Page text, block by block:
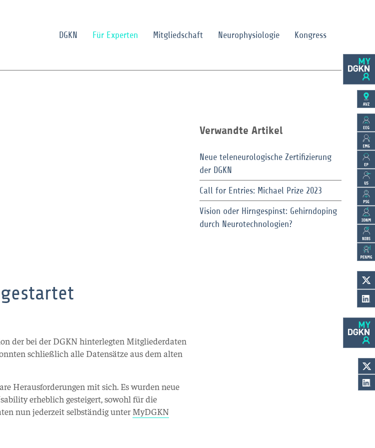
DGKN Für Experten Mitgliedschaft Neurophysiologie Kongress
der bei der DGKN hinterlegten Mitgliederdaten
schließlich alle Datensätze aus dem alten
Herausforderungen mit sich. Es wurden neue
erheblich gesteigert, sowohl für die
nun jederzeit selbständig unter MyDGKN
Verwandte Artikel
Neue teleneurologische Zertifizierung
der DGKN
Call for Entries: Michael Prize 2023
Vision oder Hirngespinst: Gehirndoping
durch Neurotechnologien?